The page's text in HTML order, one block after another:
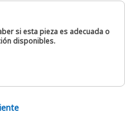
si esta pieza es adecuada o
disponibles.